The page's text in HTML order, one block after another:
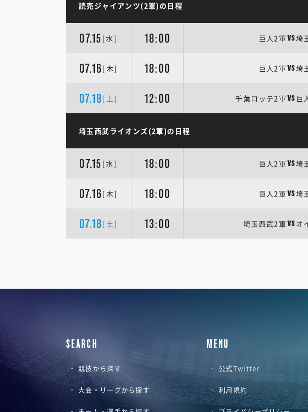
読売ジャイアンツ(2軍)の日程
07.15 [水] 18:00 巨人2軍VS埼
07.16[木] 18:00 巨人2軍VS埼
07.18[土] 12:00 千葉ロッテ2軍VS 巨
埼玉西武ライオンズ(2軍)の日程
07.15 [水] 18:00 巨人2軍VS埼
07.16[木] 18:00 巨人2軍VS埼
07.18[土] 13:00 埼玉西武2軍VS オ
SEARCH
競技から探す
大会・リーグから探す
MENU
公式Twitter
利用規約